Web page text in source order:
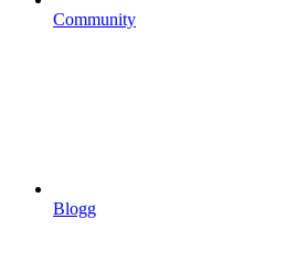
Community
Blogg